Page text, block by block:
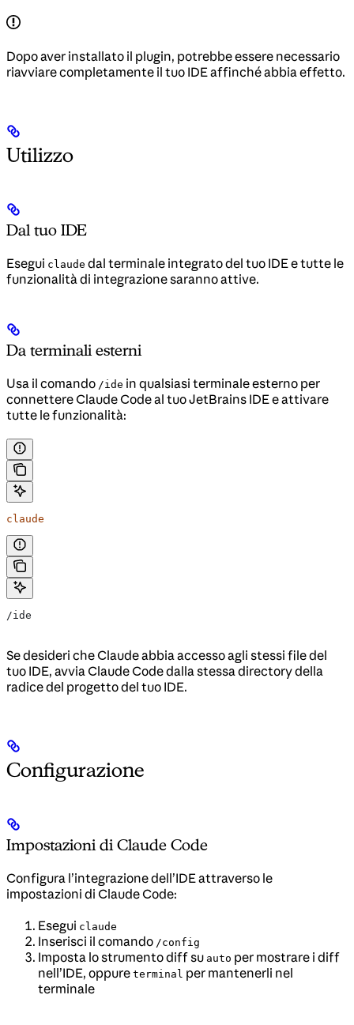
Dopo aver installato il plugin, potrebbe essere necessario
riavviare completamente il tuo IDE affinché abbia effetto.
Utilizzo
Dal tuo IDE
Esegui claude dal terminale integrato del tuo IDE e tutte le
funzionalità di integrazione saranno attive.
Da terminali esterni
Usa il comando /ide in qualsiasi terminale esterno per
connettere Claude Code al tuo JetBrains IDE e attivare
tutte le funzionalità:
claude
/ide
Se desideri che Claude abbia accesso agli stessi file del
tuo IDE, avvia Claude Code dalla stessa directory della
radice del progetto del tuo IDE.
Configurazione
Impostazioni di Claude Code
Configura l’integrazione dell’IDE attraverso le
impostazioni di Claude Code:
Esegui claude
Inserisci il comando /config
Imposta lo strumento diff su auto per mostrare i diff
nell’IDE, oppure terminal per mantenerli nel
terminale